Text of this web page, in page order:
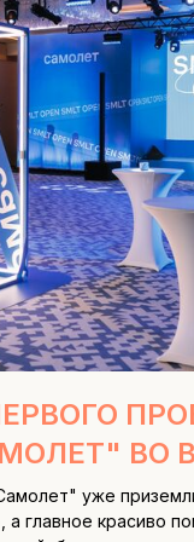
ВО
уже
а главное красиво